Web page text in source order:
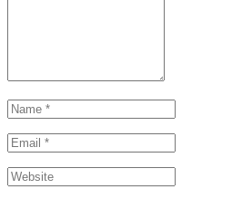
Name
*
Email
*
Website
*